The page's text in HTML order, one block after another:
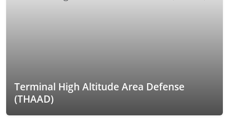
Terminal High Altitude Area Defense
(THAAD)